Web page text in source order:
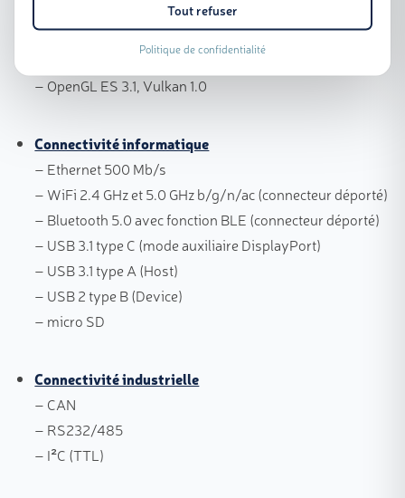
– H.265 (HEVC) (up to 4Kp60 decode), H.264 (up to
1080p60 decode, 1080p30 encode)
– OpenGL ES 3.1, Vulkan 1.0
Connectivité informatique
– Ethernet 500 Mb/s
– WiFi 2.4 GHz et 5.0 GHz b/g/n/ac (connecteur déporté)
– Bluetooth 5.0 avec fonction BLE (connecteur déporté)
– USB 3.1 type C (mode auxiliaire DisplayPort)
– USB 3.1 type A (Host)
– USB 2 type B (Device)
– micro SD
Connectivité industrielle
– CAN
– RS232/485
– I²C (TTL)
Tout refuser
Politique de confidentialité